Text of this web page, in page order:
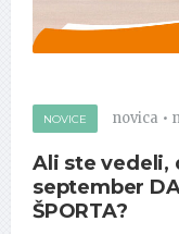
NOVICE novica •
Ali ste vedeli,
september
ŠPORTA?